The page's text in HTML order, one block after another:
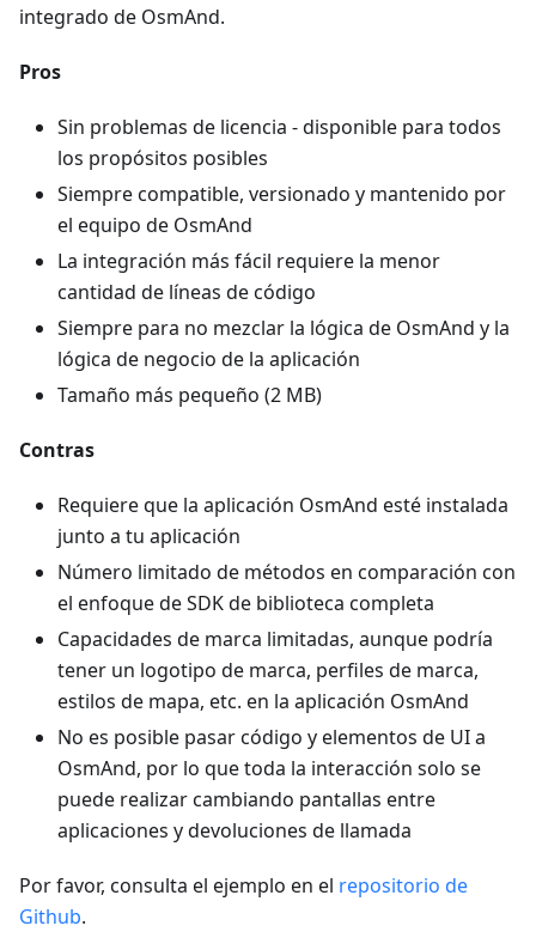
integrado de OsmAnd.
Pros
Sin problemas de licencia - disponible para todos
los propósitos posibles
Siempre compatible, versionado y mantenido por
el equipo de OsmAnd
La integración más fácil requiere la menor
cantidad de líneas de código
Siempre para no mezclar la lógica de OsmAnd y la
lógica de negocio de la aplicación
Tamaño más pequeño (2 MB)
Contras
Requiere que la aplicación OsmAnd esté instalada
junto a tu aplicación
Número limitado de métodos en comparación con
el enfoque de SDK de biblioteca completa
Capacidades de marca limitadas, aunque podría
tener un logotipo de marca, perfiles de marca,
estilos de mapa, etc. en la aplicación OsmAnd
No es posible pasar código y elementos de UI a
OsmAnd, por lo que toda la interacción solo se
puede realizar cambiando pantallas entre
aplicaciones y devoluciones de llamada
Por favor, consulta el ejemplo en el repositorio de
Github.